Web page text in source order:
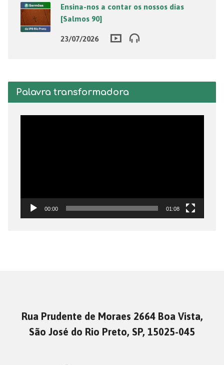
Ensina-nos a contar os nossos dias
[Salmos 90]
23/07/2026
Palavra transformadora
00:00 01:08
Rua Prudente de Moraes 2664 Boa Vista,
São José do Rio Preto, SP, 15025-045